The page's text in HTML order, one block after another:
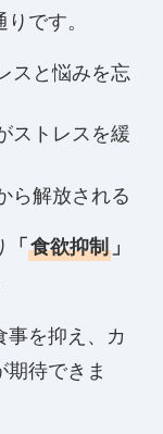
です。
スと悩みを忘
ストレスを緩
ら解放される
「食欲抑制」
事を抑え、カ
待できま